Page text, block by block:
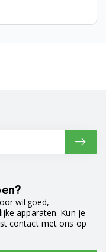
witgoed,
apparaten. Kun je
contact met ons op